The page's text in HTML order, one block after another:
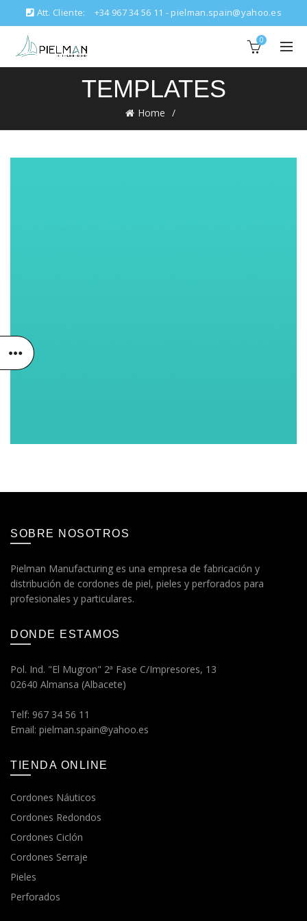
Att. Cliente: +34 967 34 56 11 - pielman.spain@yahoo.es
0
TEMPLATES
Home
SOBRE NOSOTROS
Pielman Manufacturing es una empresa de fabricación y
distribución de cordones de piel, pieles y perforados para
profesionales y particulares.
DONDE ESTAMOS
Pol. Ind. "El Mugron" 2ª Fase C/Impresores, 13
02640 Almansa (Albacete)
Telf: 967 34 56 11
Email: pielman.spain@yahoo.es
TIENDA ONLINE
Cordones Náuticos
Cordones Redondos
Cordones Ciclón
Cordones Serraje
Pieles
Perforados